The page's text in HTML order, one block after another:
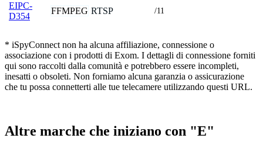
EIPC-
D354
FFMPEG RTSP /11
* iSpyConnect non ha alcuna affiliazione, connessione o
associazione con i prodotti di Exom. I dettagli di connessione forniti
qui sono raccolti dalla comunità e potrebbero essere incompleti,
inesatti o obsoleti. Non forniamo alcuna garanzia o assicurazione
che tu possa connetterti alle tue telecamere utilizzando questi URL.
Altre marche che iniziano con "E"